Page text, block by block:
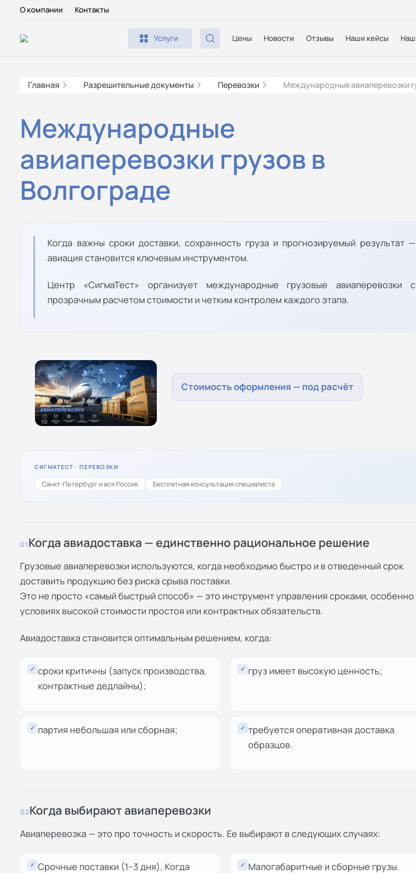
О компании Контакты
Услуги Цены Новости Отзывы Наши кейсы
Главная Разрешительные документы Перевозки Международные авиаперевозки
Международные
авиаперевозки грузов в
Волгограде
Когда важны сроки доставки, сохранность груза и прогнозируемый результат —
авиация становится ключевым инструментом.
Центр «СигмаТест» организует международные грузовые авиаперевозки с
прозрачным расчетом стоимости и четким контролем каждого этапа.
Стоимость оформления — под расчёт
СИГМАТЕСТ · ПЕРЕВОЗКИ
Санкт-Петербург и вся Россия Бесплатная консультация специалиста
01Когда авиадоставка — единственно рациональное решение
Грузовые авиаперевозки используются, когда необходимо быстро и в отведенный срок
доставить продукцию без риска срыва поставки.
Это не просто «самый быстрый способ» — это инструмент управления сроками, особенно
условиях высокой стоимости простоя или контрактных обязательств.
Авиадоставка становится оптимальным решением, когда:
✓ сроки критичны (запуск производства,
контрактные дедлайны);
✓ груз имеет высокую ценность;
✓ партия небольшая или сборная; ✓ требуется оперативная доставка
образцов.
02Когда выбирают авиаперевозки
Авиаперевозка — это про точность и скорость. Ее выбирают в следующих случаях:
✓ Срочные поставки (1–3 дня). Когда
✓ Малогабаритные и сборные грузы.